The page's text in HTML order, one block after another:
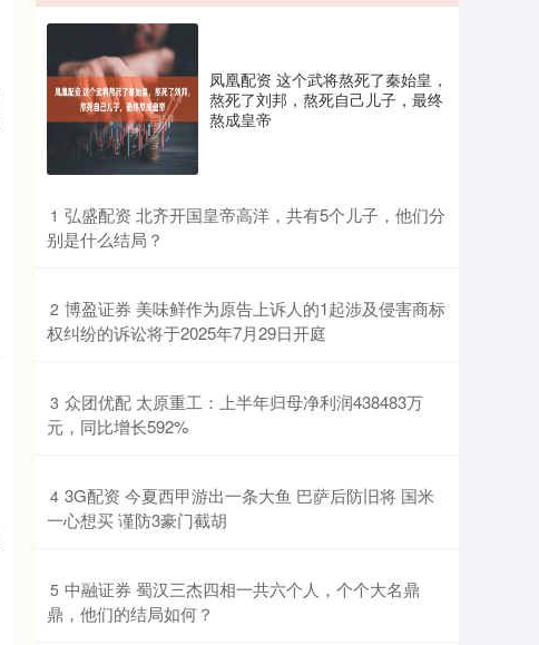
凤凰配资 这个武将熬死了秦始皇，
熬死了刘邦，熬死自己儿子，最终
熬成皇帝
1 ​弘盛配资 北齐开国皇帝高洋，共有5个儿子，他们分
别是什么结局？
2 ​博盈证券 美味鲜作为原告上诉人的1起涉及侵害商标
权纠纷的诉讼将于2025年7月29日开庭
3 ​众团优配 太原重工：上半年归母净利润438483万
元，同比增长592%
4 ​3G配资 今夏西甲游出一条大鱼 巴萨后防旧将 国米
一心想买 谨防3豪门截胡
5 ​中融证券 蜀汉三杰四相一共六个人，个个大名鼎
鼎，他们的结局如何？